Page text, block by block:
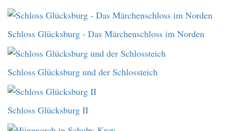
Schloss Glücksburg - Das Märchenschloss im Norden
Schloss Glücksburg und der Schlossteich
Schloss Glücksburg II